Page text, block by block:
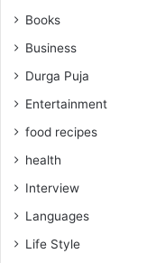
Books
Business
Durga Puja
Entertainment
food recipes
health
Interview
Languages
Life Style